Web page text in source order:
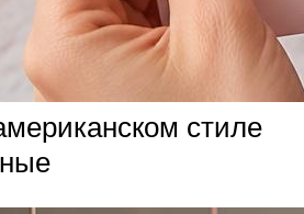
стиле